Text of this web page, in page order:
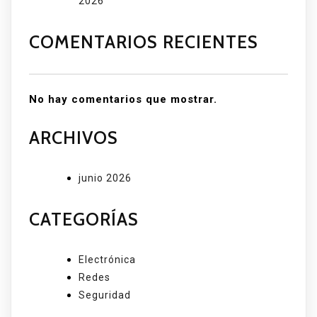
COMENTARIOS RECIENTES
No hay comentarios que mostrar.
ARCHIVOS
junio 2026
CATEGORÍAS
Electrónica
Redes
Seguridad